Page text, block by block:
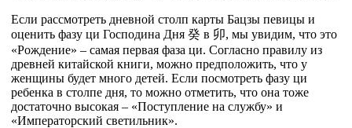
Если рассмотреть дневной столп карты Бацзы певицы и
оценить фазу ци Господина Дня 癸 в 卯, мы увидим, что это
«Рождение» – самая первая фаза ци. Согласно правилу из
древней китайской книги, можно предположить, что у
женщины будет много детей. Если посмотреть фазу ци
ребенка в столпе дня, то можно отметить, что она тоже
достаточно высокая – «Поступление на службу» и
«Императорский светильник».